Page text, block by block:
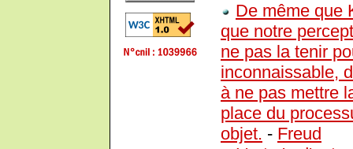
De même que
que notre
ne pas la tenir
inconnaissable,
à ne pas mettre
place du
objet. - Freud